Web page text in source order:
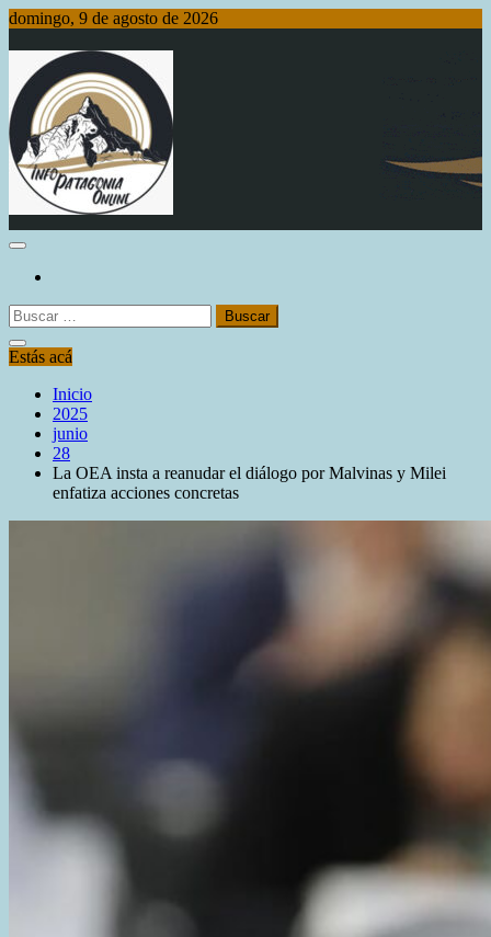
Saltar
contenido
domingo, 9 de agosto de 2026
Info Patagonia Online
Buscar:
Estás acá
Inicio
2025
junio
28
La OEA insta a reanudar el diálogo por Malvinas y Milei
enfatiza acciones concretas